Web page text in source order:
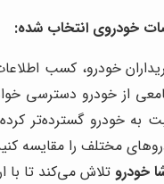
خودروی انتخاب شده:
خودرو، کسب
از خودرو دسترسی
به خودرو گسترده‌تر
مختلف را مقایسه
خودروتلاش می‌کند تا با